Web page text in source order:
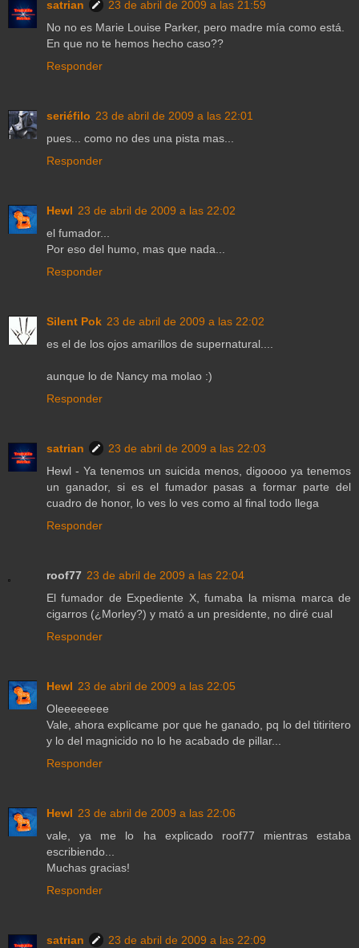
satrian
23 de abril de 2009 a las 21:59
No no es Marie Louise Parker, pero madre mía como está.
En que no te hemos hecho caso??
Responder
seriéfilo 23 de abril de 2009 a las 22:01
pues... como no des una pista mas...
Responder
Hewl 23 de abril de 2009 a las 22:02
el fumador...
Por eso del humo, mas que nada...
Responder
Silent Pok 23 de abril de 2009 a las 22:02
es el de los ojos amarillos de supernatural....
aunque lo de Nancy ma molao :)
Responder
satrian
23 de abril de 2009 a las 22:03
Hewl - Ya tenemos un suicida menos, digoooo ya tenemos
un ganador, si es el fumador pasas a formar parte del
cuadro de honor, lo ves lo ves como al final todo llega
Responder
roof77 23 de abril de 2009 a las 22:04
El fumador de Expediente X, fumaba la misma marca de
cigarros (¿Morley?) y mató a un presidente, no diré cual
Responder
Hewl 23 de abril de 2009 a las 22:05
Oleeeeeeee
Vale, ahora explicame por que he ganado, pq lo del titiritero
y lo del magnicido no lo he acabado de pillar...
Responder
Hewl 23 de abril de 2009 a las 22:06
vale, ya me lo ha explicado roof77 mientras estaba
escribiendo...
Muchas gracias!
Responder
satrian
23 de abril de 2009 a las 22:09